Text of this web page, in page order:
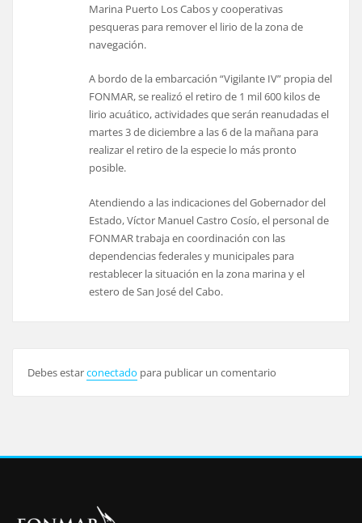
Marina Puerto Los Cabos y cooperativas
pesqueras para remover el lirio de la zona de
navegación.
A bordo de la embarcación “Vigilante IV” propia del
FONMAR, se realizó el retiro de 1 mil 600 kilos de
lirio acuático, actividades que serán reanudadas el
martes 3 de diciembre a las 6 de la mañana para
realizar el retiro de la especie lo más pronto
posible.
Atendiendo a las indicaciones del Gobernador del
Estado, Víctor Manuel Castro Cosío, el personal de
FONMAR trabaja en coordinación con las
dependencias federales y municipales para
restablecer la situación en la zona marina y el
estero de San José del Cabo.
Debes estarconectado para publicar un comentario